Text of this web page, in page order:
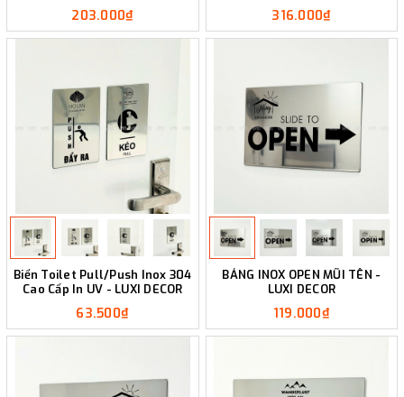
203.000₫ 316.000₫
Biển Toilet Pull/Push Inox 304
Cao Cấp In UV - LUXI DECOR
63.500₫
BẢNG INOX OPEN MŨI TÊN -
LUXI DECOR
119.000₫